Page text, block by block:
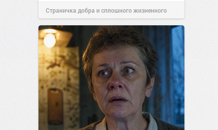
Страничка добра и сплошного жизненного
позитива!00:28Вчера